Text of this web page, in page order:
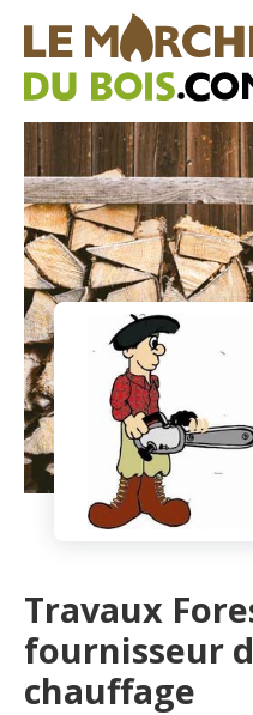
CHAUFFAGE AU BOIS
FAQ
CALCULER SA
TROUVER SON
BLOG
ESPACE PRO
Travaux
fournisseur
chauffage